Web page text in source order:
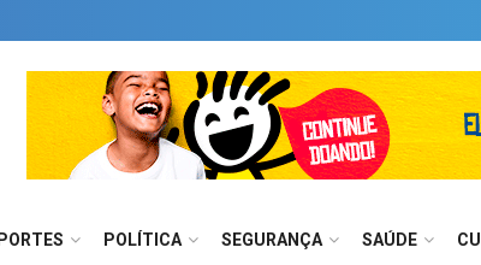
POLÍTICA SEGURANÇA SAÚDE